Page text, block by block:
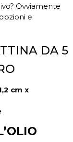
Ovviamente
e
DA 5
cm x